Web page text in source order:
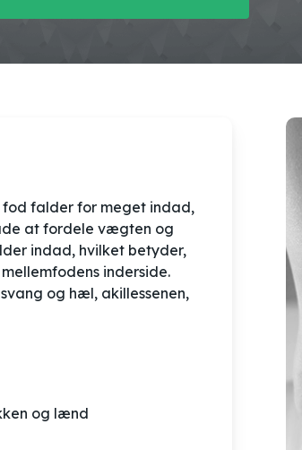
fod falder for meget indad,
at fordele vægten og
indad, hvilket betyder,
inderside.
og hæl, akillessenen,
og lænd